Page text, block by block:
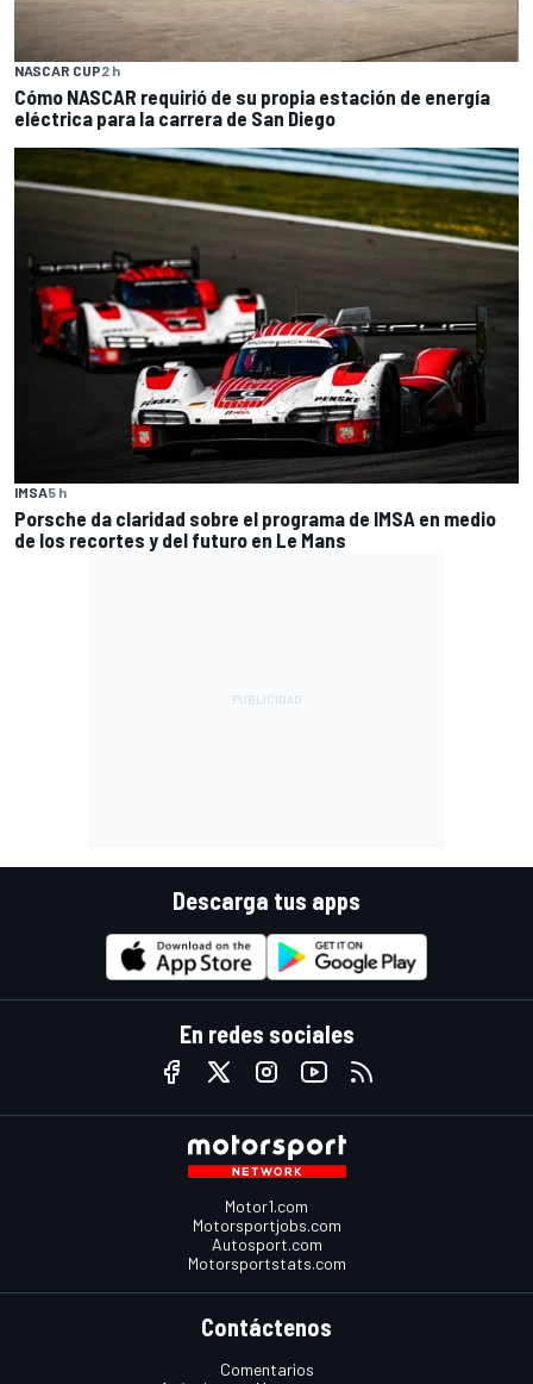
NASCAR CUP2 h
Cómo NASCAR requirió de su propia estación de energía
eléctrica para la carrera de San Diego
IMSA5 h
Porsche da claridad sobre el programa de IMSA en medio
de los recortes y del futuro en Le Mans
Descarga tus apps
En redes sociales
Motor1.com
Motorsportjobs.com
Autosport.com
Motorsportstats.com
Contáctenos
Comentarios